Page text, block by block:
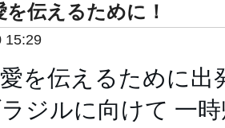
を伝えるために！
15:29
を伝えるために出
ジルに向けて 一